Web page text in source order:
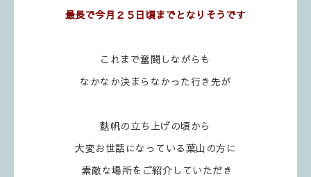
最長で今月２５日頃までとなりそうです
これまで奮闘しながらも
なかなか決まらなかった行き先が
麩帆の立ち上げの頃から
大変お世話になっている葉山の方に
素敵な場所をご紹介していただき